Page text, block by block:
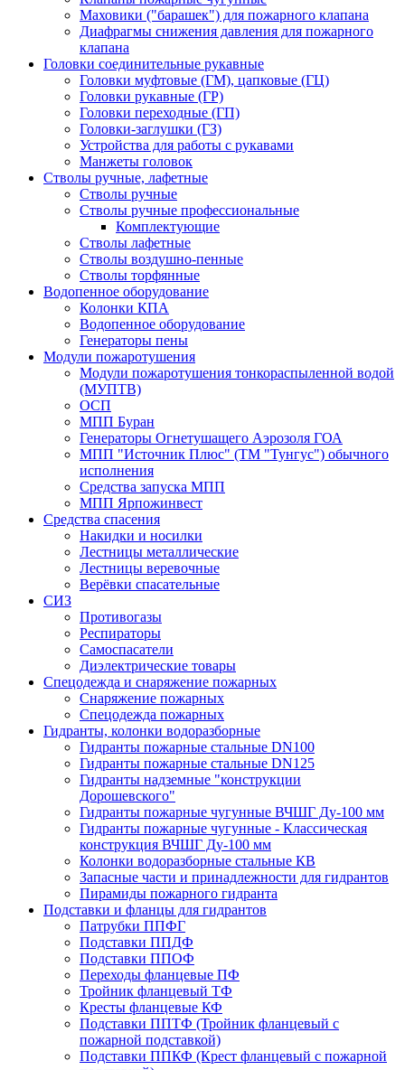
Маховики ("барашек") для пожарного клапана
Диафрагмы снижения давления для пожарного
клапана
Головки соединительные рукавные
Головки муфтовые (ГМ), цапковые (ГЦ)
Головки рукавные (ГР)
Головки переходные (ГП)
Головки-заглушки (ГЗ)
Устройства для работы с рукавами
Манжеты головок
Стволы ручные, лафетные
Стволы ручные
Стволы ручные профессиональные
Комплектующие
Стволы лафетные
Стволы воздушно-пенные
Стволы торфянные
Водопенное оборудование
Колонки КПА
Водопенное оборудование
Генераторы пены
Модули пожаротушения
Модули пожаротушения тонкораспыленной водой
(МУПТВ)
ОСП
МПП Буран
Генераторы Огнетушащего Аэрозоля ГОА
МПП "Источник Плюс" (ТМ "Тунгус") обычного
исполнения
Средства запуска МПП
МПП Ярпожинвест
Средства спасения
Накидки и носилки
Лестницы металлические
Лестницы веревочные
Верёвки спасательные
СИЗ
Противогазы
Респираторы
Самоспасатели
Диэлектрические товары
Спецодежда и снаряжение пожарных
Снаряжение пожарных
Спецодежда пожарных
Гидранты, колонки водоразборные
Гидранты пожарные стальные DN100
Гидранты пожарные стальные DN125
Гидранты надземные "конструкции
Дорошевского"
Гидранты пожарные чугунные ВЧШГ Ду-100 мм
Гидранты пожарные чугунные - Классическая
конструкция ВЧШГ Ду-100 мм
Колонки водоразборные стальные КВ
Запасные части и принадлежности для гидрантов
Пирамиды пожарного гидранта
Подставки и фланцы для гидрантов
Патрубки ППФГ
Подставки ППДФ
Подставки ППОФ
Переходы фланцевые ПФ
Тройник фланцевый ТФ
Кресты фланцевые КФ
Подставки ППТФ (Тройник фланцевый с
пожарной подставкой)
Подставки ППКФ (Крест фланцевый с пожарной